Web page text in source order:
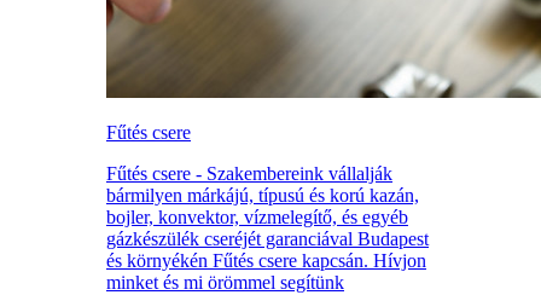
Fűtés csere
Fűtés csere - Szakembereink vállalják
bármilyen márkájú, típusú és korú kazán,
bojler, konvektor, vízmelegítő, és egyéb
gázkészülék cseréjét garanciával Budapest
és környékén Fűtés csere kapcsán. Hívjon
minket és mi örömmel segítünk